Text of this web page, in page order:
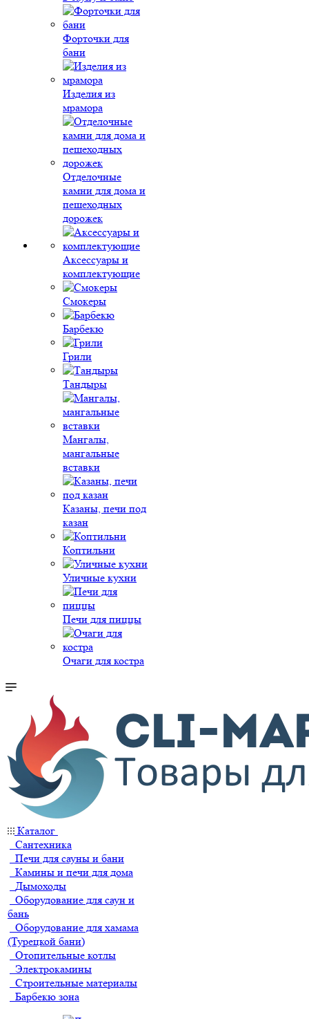
Форточки для
бани
Изделия из
мрамора
Отделочные
камни для дома и
пешеходных
дорожек
Аксессуары и
комплектующие
Смокеры
Барбекю
Грили
Тандыры
Мангалы,
мангальные
вставки
Казаны, печи под
казан
Коптильни
Уличные кухни
Печи для пиццы
Очаги для костра
Каталог
Сантехника
Печи для сауны и бани
Камины и печи для дома
Дымоходы
Оборудование для саун и
бань
Оборудование для хамама
(Турецкой бани)
Отопительные котлы
Электрокамины
Строительные материалы
Барбекю зона